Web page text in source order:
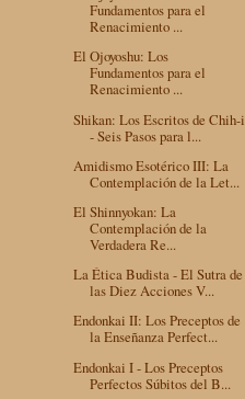
Fundamentos para el
Renacimiento ...
El Ojoyoshu: Los
Fundamentos para el
Renacimiento ...
Shikan: Los Escritos de Chih-i
- Seis Pasos para l...
Amidismo Esotérico III: La
Contemplación de la Let...
El Shinnyokan: La
Contemplación de la
Verdadera Re...
La Ética Budista - El Sutra de
las Diez Acciones V...
Endonkai II: Los Preceptos de
la Enseñanza Perfect...
Endonkai I - Los Preceptos
Perfectos Súbitos del B...